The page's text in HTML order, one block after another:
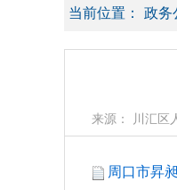
当前位置： 政务
来源： 川汇区
周口市昇